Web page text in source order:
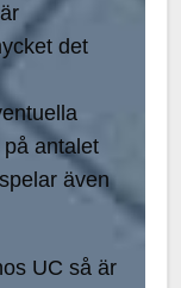
det
antalet
även
UC så är